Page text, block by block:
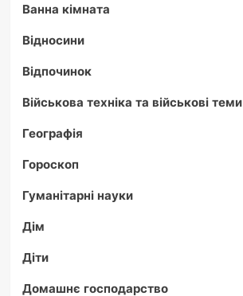
Ванна кімната
Відносини
Відпочинок
Військова техніка та військові теми
Географія
Гороскоп
Гуманітарні науки
Дім
Діти
Домашнє господарство